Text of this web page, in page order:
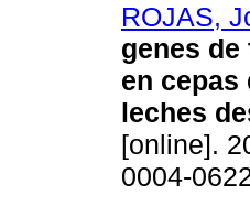
ROJAS,
genes
en cepas
leches
[online].
0004-